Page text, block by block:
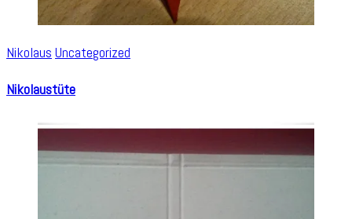
Nikolaus Uncategorized
Nikolaustüte